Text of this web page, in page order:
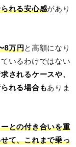
れる安心感があり
8万円と高額になり
いるわけではない
されるケースや、
れる場合もありま
との付き合いを重
て、これまで乗っ